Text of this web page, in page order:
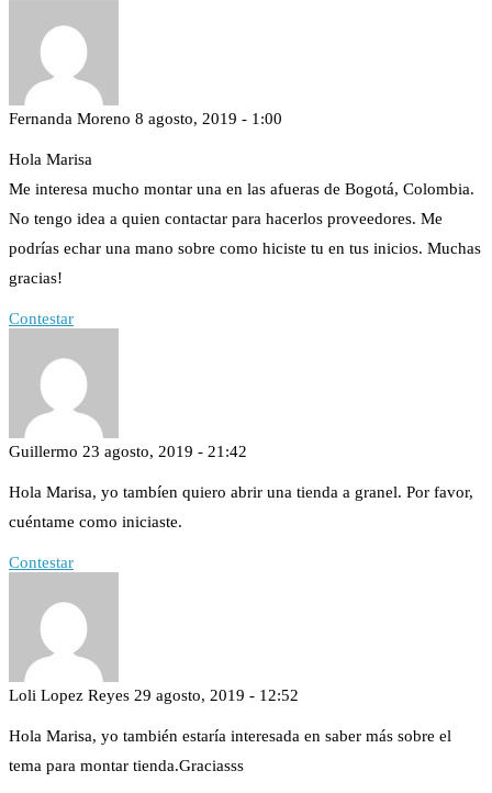
Fernanda Moreno 8 agosto, 2019 - 1:00
Hola Marisa
Me interesa mucho montar una en las afueras de Bogotá, Colombia.
No tengo idea a quien contactar para hacerlos proveedores. Me
podrías echar una mano sobre como hiciste tu en tus inicios. Muchas
gracias!
Contestar
Guillermo 23 agosto, 2019 - 21:42
Hola Marisa, yo tambíen quiero abrir una tienda a granel. Por favor,
cuéntame como iniciaste.
Contestar
Loli Lopez Reyes 29 agosto, 2019 - 12:52
Hola Marisa, yo también estaría interesada en saber más sobre el
tema para montar tienda.Graciasss